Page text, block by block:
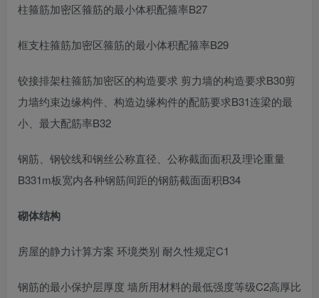
柱箍筋加密区箍筋的最小体积配箍率B27
框支柱箍筋加密区箍筋的最小体积配箍率B29
铰接排架柱箍筋加密区的构造要求 剪力墙的构造要求B30剪
力墙约束边缘构件、构造边缘构件的配筋要求B31连梁的最
小、最大配筋率B32
钢筋、钢铰线和钢丝公称直径、公称截面面积及理论重量
B331m板宽内各种钢筋间距的钢筋截面面积B34
砌体结构
房屋的静力计算方案 环境类别 耐久性规定C1
钢筋的最小保护层厚度 墙所用材料的最低强度等级C2高厚比